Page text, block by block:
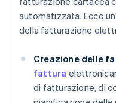
automatizzata. Ecco
della fatturazione
Creazione delle
fattura
di fatturazione, di